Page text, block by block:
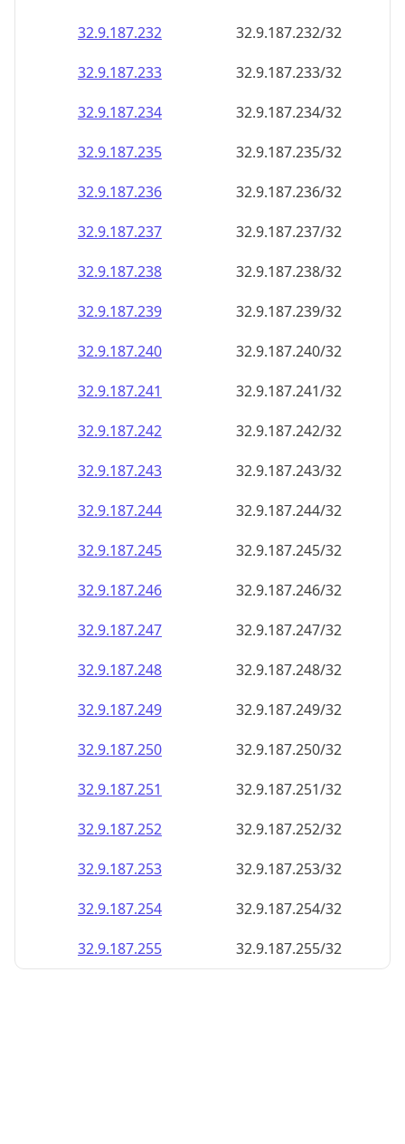
32.9.187.232
32.9.187.232/32
32.9.187.233
32.9.187.233/32
32.9.187.234
32.9.187.234/32
32.9.187.235
32.9.187.235/32
32.9.187.236
32.9.187.236/32
32.9.187.237
32.9.187.237/32
32.9.187.238
32.9.187.238/32
32.9.187.239
32.9.187.239/32
32.9.187.240
32.9.187.240/32
32.9.187.241
32.9.187.241/32
32.9.187.242
32.9.187.242/32
32.9.187.243
32.9.187.243/32
32.9.187.244
32.9.187.244/32
32.9.187.245
32.9.187.245/32
32.9.187.246
32.9.187.246/32
32.9.187.247
32.9.187.247/32
32.9.187.248
32.9.187.248/32
32.9.187.249
32.9.187.249/32
32.9.187.250
32.9.187.250/32
32.9.187.251
32.9.187.251/32
32.9.187.252
32.9.187.252/32
32.9.187.253
32.9.187.253/32
32.9.187.254
32.9.187.254/32
32.9.187.255
32.9.187.255/32